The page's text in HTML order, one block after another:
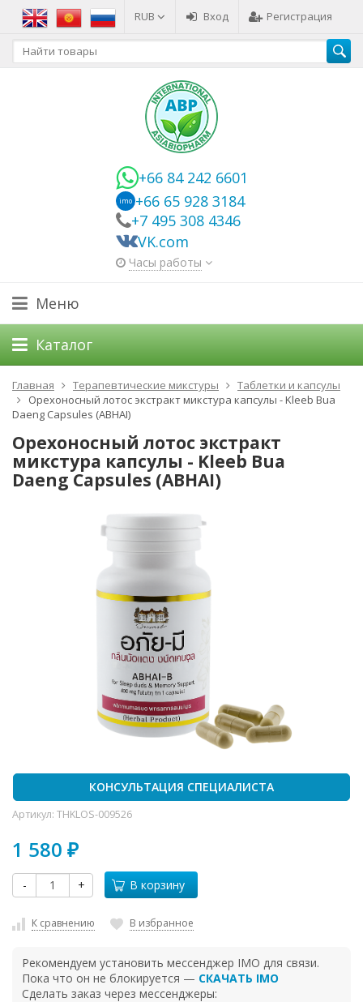
RUB Вход Регистрация
+66 84 242 6601
imo +66 65 928 3184
+7 495 308 4346
VK.com
Часы работы
Меню
Каталог
Главная Терапевтические микстуры
Таблетки и капсулы
Орехоносный лотос экстракт микстура капсулы - Kleeb Bua
Daeng Capsules (ABHAI)
Орехоносный лотос экстракт
микстура капсулы - Kleeb Bua
Daeng Capsules (ABHAI)
КОНСУЛЬТАЦИЯ СПЕЦИАЛИСТА
Артикул: THKLOS-009526
1 580 ₽
- + В корзину
К сравнению В избранное
Рекомендуем установить мессенджер IMO для связи.
Пока что он не блокируется — СКАЧАТЬ IMO
Сделать заказ через мессенджеры: